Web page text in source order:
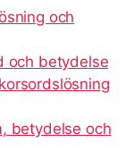
och
och betydelse
betydelse och